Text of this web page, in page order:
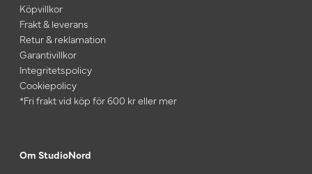
Köpvillkor
Frakt & leverans
Retur & reklamation
Garantivillkor
Integritetspolicy
Cookiepolicy
*Fri frakt vid köp för 600 kr eller mer
Om StudioNord